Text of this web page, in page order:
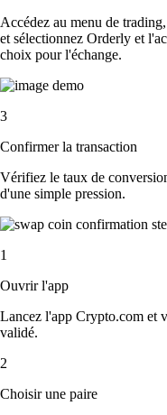
Accédez au menu de
et sélectionnez Orderly et
choix pour l'échange.
3
Confirmer la transaction
Vérifiez le taux de
d'une simple pression.
1
Ouvrir l'app
Lancez l'app Crypto.com et
validé.
2
Choisir une paire